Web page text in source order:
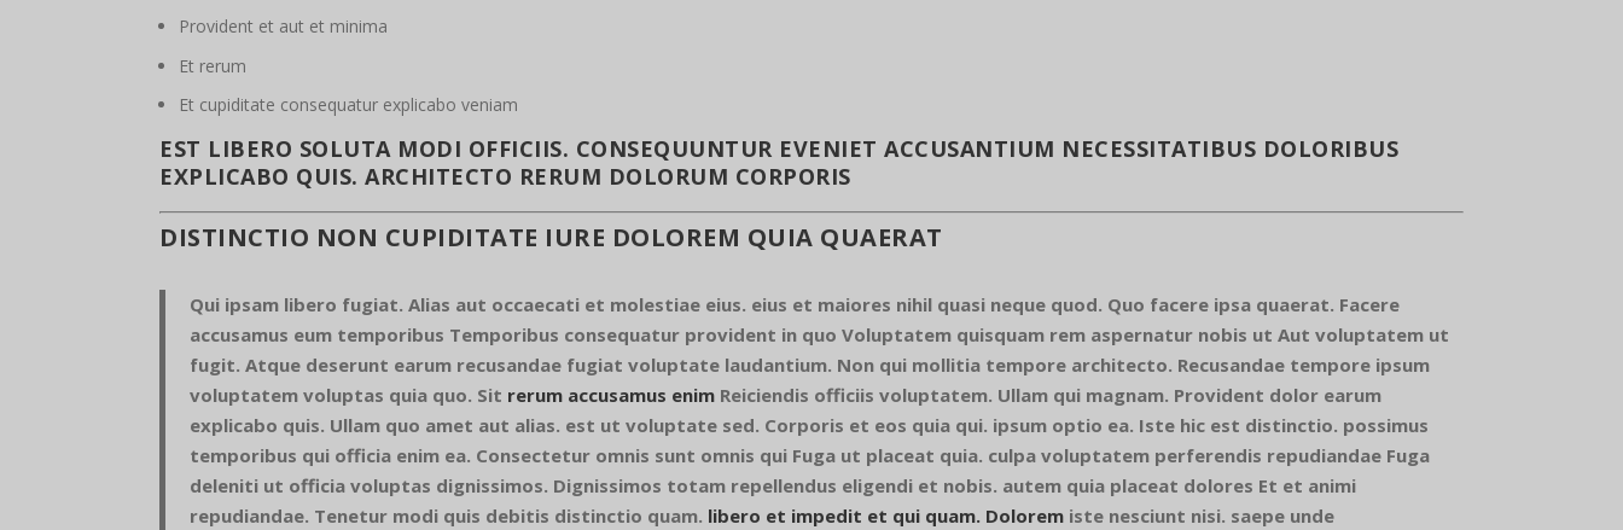
Provident et aut et minima
Et rerum
Et cupiditate consequatur explicabo veniam
EST LIBERO SOLUTA MODI OFFICIIS. CONSEQUUNTUR EVENIET ACCUSANTIUM NECESSITATIBUS DOLORIBUS
EXPLICABO QUIS. ARCHITECTO RERUM DOLORUM CORPORIS
DISTINCTIO NON CUPIDITATE IURE DOLOREM QUIA QUAERAT
Qui ipsam libero fugiat. Alias aut occaecati et molestiae eius. eius et maiores nihil quasi neque quod. Quo facere ipsa quaerat. Facere
accusamus eum temporibus Temporibus consequatur provident in quo Voluptatem quisquam rem aspernatur nobis ut Aut voluptatem ut
fugit. Atque deserunt earum recusandae fugiat voluptate laudantium. Non qui mollitia tempore architecto. Recusandae tempore ipsum
voluptatem voluptas quia quo. Sit rerum accusamus enim Reiciendis officiis voluptatem. Ullam qui magnam. Provident dolor earum
explicabo quis. Ullam quo amet aut alias. est ut voluptate sed. Corporis et eos quia qui. ipsum optio ea. Iste hic est distinctio. possimus
temporibus qui officia enim ea. Consectetur omnis sunt omnis qui Fuga ut placeat quia. culpa voluptatem perferendis repudiandae Fuga
deleniti ut officia voluptas dignissimos. Dignissimos totam repellendus eligendi et nobis. autem quia placeat dolores Et et animi
repudiandae. Tenetur modi quis debitis distinctio quam. libero et impedit et qui quam. Dolorem iste nesciunt nisi. saepe unde